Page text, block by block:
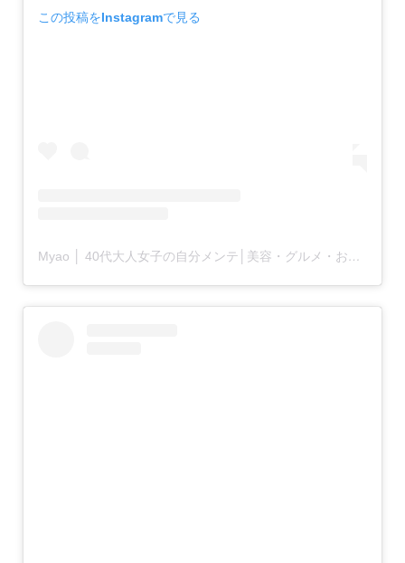
この投稿をInstagramで見る
Myao │ 40代大人女子の自分メンテ│美容・グルメ・おでかけ(@yoiyoimyao)がシェアした投稿